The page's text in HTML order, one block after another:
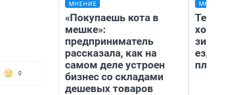
0
МНЕНИЕ
«Покупаешь кота в
мешке»:
предприниматель
рассказала, как на
самом деле устроен
бизнес со складами
дешевых товаров
ездит